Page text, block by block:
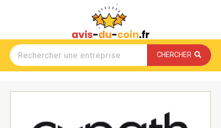
CHERCHER